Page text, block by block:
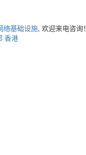
络基础设施, 欢迎来电咨询！
香港